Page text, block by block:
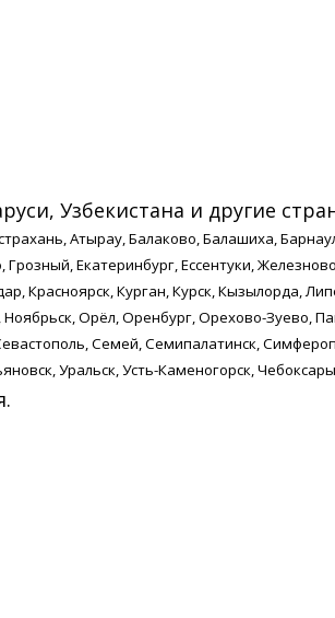
Узбекистана и другие
Атырау, Балаково, Балашиха,
Екатеринбург, Ессентуки,
Красноярск, Курган, Курск, Кызылорда,
Орёл, Оренбург, Орехово-Зуево,
Семей, Семипалатинск,
Уральск, Усть-Каменогорск,